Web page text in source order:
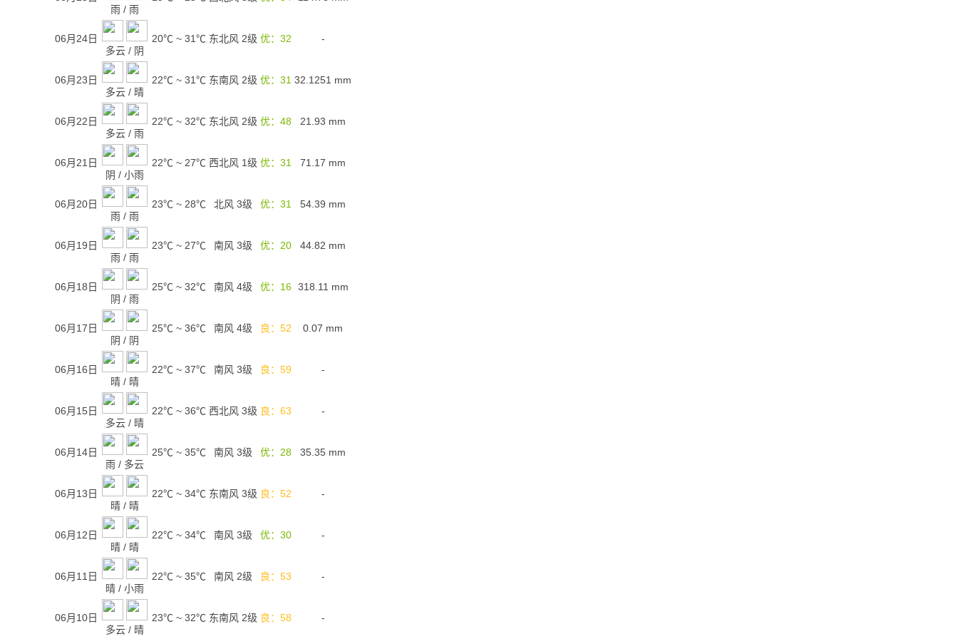
雨 / 雨
06月24日
多云 / 阴
20℃ ~ 31℃ 东北风 2级 优：32 -
06月23日
多云 / 晴
22℃ ~ 31℃ 东南风 2级 优：31 32.1251 mm
06月22日
多云 / 雨
22℃ ~ 32℃ 东北风 2级 优：48 21.93 mm
06月21日
阴 / 小雨
22℃ ~ 27℃ 西北风 1级 优：31 71.17 mm
06月20日
雨 / 雨
23℃ ~ 28℃ 北风 3级 优：31 54.39 mm
06月19日
雨 / 雨
23℃ ~ 27℃ 南风 3级 优：20 44.82 mm
06月18日
阴 / 雨
25℃ ~ 32℃ 南风 4级 优：16 318.11 mm
06月17日
阴 / 阴
25℃ ~ 36℃ 南风 4级 良：52 0.07 mm
06月16日
晴 / 晴
22℃ ~ 37℃ 南风 3级 良：59 -
06月15日
多云 / 晴
22℃ ~ 36℃ 西北风 3级 良：63 -
06月14日
雨 / 多云
25℃ ~ 35℃ 南风 3级 优：28 35.35 mm
06月13日
晴 / 晴
22℃ ~ 34℃ 东南风 3级 良：52 -
06月12日
晴 / 晴
22℃ ~ 34℃ 南风 3级 优：30 -
06月11日
晴 / 小雨
22℃ ~ 35℃ 南风 2级 良：53 -
06月10日
多云 / 晴
23℃ ~ 32℃ 东南风 2级 良：58 -